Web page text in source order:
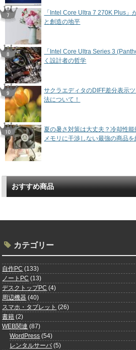
「Intel Core Ultra 7 270K Plus
と創造の地平
「Intel Core Ultra Series 3
く設計者の哲学
サクラエディタのDIFF差分表示
法について！
夏の暑さ対策は大丈夫？冷却性
メモリに干渉しない最強の商品を
おすすめ商品
カテゴリー
自作PC (133)
ノートPC (13)
デスクトップPC (4)
周辺機器 (40)
スマホ・タブレット (26)
書籍 (2)
WEB関連 (87)
WordPress (54)
レンタルサーバ(5)